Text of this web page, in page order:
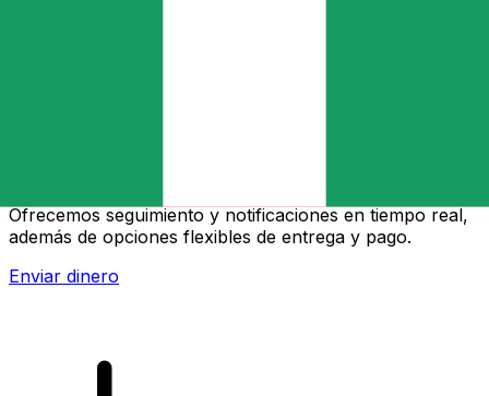
Ofrecemos seguimiento y notificaciones en tiempo real,
además de opciones flexibles de entrega y pago.
Enviar dinero